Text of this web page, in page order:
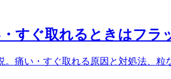
すぐ取れるときはフラ
痛い・すぐ取れる原因と対処法、